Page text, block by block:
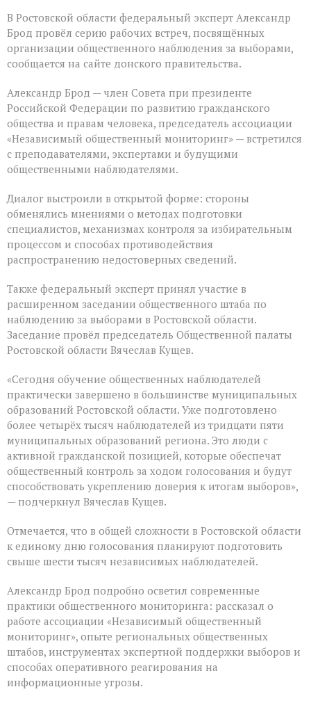
В Ростовской области федеральный эксперт Александр
Брод провёл серию рабочих встреч, посвящённых
организации общественного наблюдения за выборами,
сообщается на сайте донского правительства.
Александр Брод — член Совета при президенте
Российской Федерации по развитию гражданского
общества и правам человека, председатель ассоциации
«Независимый общественный мониторинг» — встретился
с преподавателями, экспертами и будущими
общественными наблюдателями.
Диалог выстроили в открытой форме: стороны
обменялись мнениями о методах подготовки
специалистов, механизмах контроля за избирательным
процессом и способах противодействия
распространению недостоверных сведений.
Также федеральный эксперт принял участие в
расширенном заседании общественного штаба по
наблюдению за выборами в Ростовской области.
Заседание провёл председатель Общественной палаты
Ростовской области Вячеслав Кущев.
«Сегодня обучение общественных наблюдателей
практически завершено в большинстве муниципальных
образований Ростовской области. Уже подготовлено
более четырёх тысяч наблюдателей из тридцати пяти
муниципальных образований региона. Это люди с
активной гражданской позицией, которые обеспечат
общественный контроль за ходом голосования и будут
способствовать укреплению доверия к итогам выборов»,
— подчеркнул Вячеслав Кущев.
Отмечается, что в общей сложности в Ростовской области
к единому дню голосования планируют подготовить
свыше шести тысяч независимых наблюдателей.
Александр Брод подробно осветил современные
практики общественного мониторинга: рассказал о
работе ассоциации «Независимый общественный
мониторинг», опыте региональных общественных
штабов, инструментах экспертной поддержки выборов и
способах оперативного реагирования на
информационные угрозы.